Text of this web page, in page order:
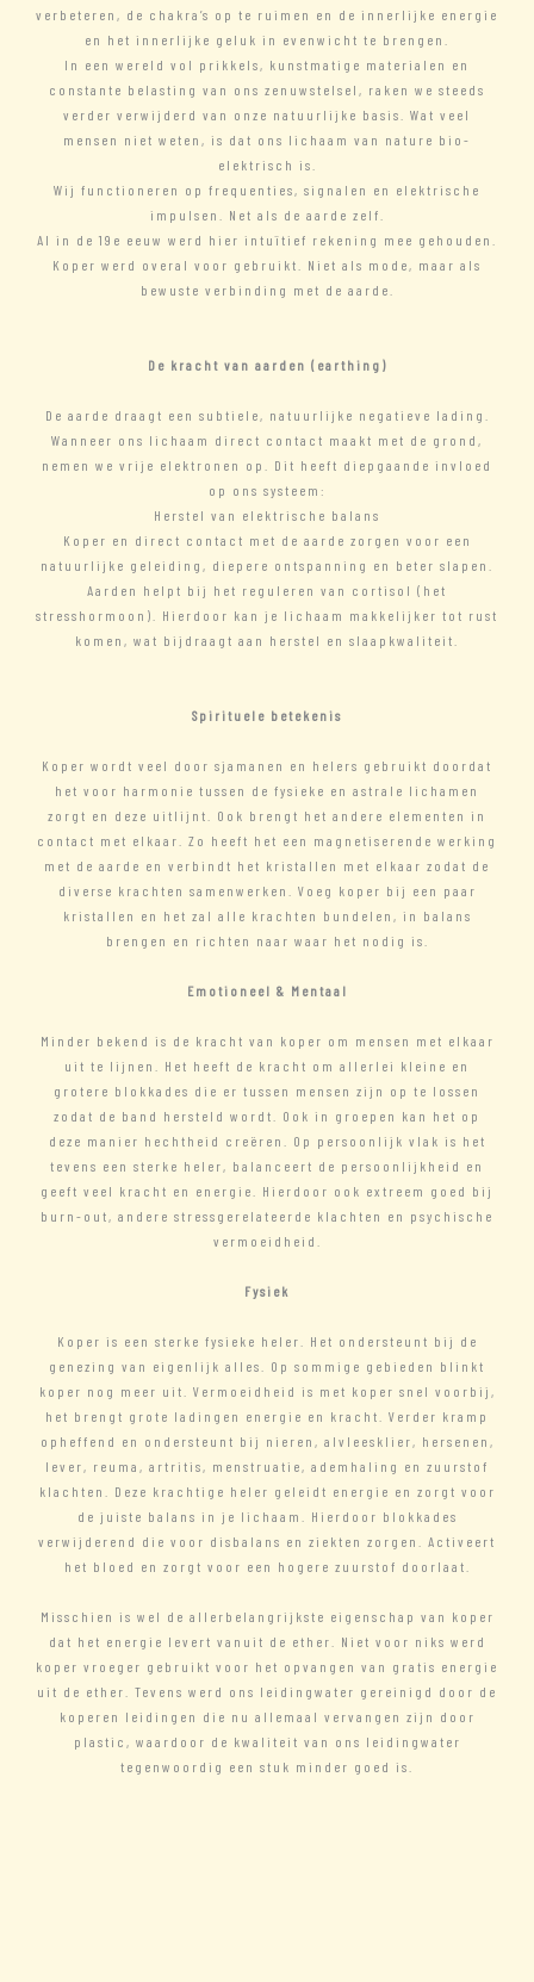
verbeteren, de chakra’s op te ruimen en de innerlijke energie
en het innerlijke geluk in evenwicht te brengen.
In een wereld vol prikkels, kunstmatige materialen en
constante belasting van ons zenuwstelsel, raken we steeds
verder verwijderd van onze natuurlijke basis. Wat veel
mensen niet weten, is dat ons lichaam van nature bio-
elektrisch is.
Wij functioneren op frequenties, signalen en elektrische
impulsen. Net als de aarde zelf.
Al in de 19e eeuw werd hier intuïtief rekening mee gehouden.
Koper werd overal voor gebruikt. Niet als mode, maar als
bewuste verbinding met de aarde.
De kracht van aarden (earthing)
De aarde draagt een subtiele, natuurlijke negatieve lading.
Wanneer ons lichaam direct contact maakt met de grond,
nemen we vrije elektronen op. Dit heeft diepgaande invloed
op ons systeem:
Herstel van elektrische balans
Koper en direct contact met de aarde zorgen voor een
natuurlijke geleiding, diepere ontspanning en beter slapen.
Aarden helpt bij het reguleren van cortisol (het
stresshormoon). Hierdoor kan je lichaam makkelijker tot rust
komen, wat bijdraagt aan herstel en slaapkwaliteit.
Spirituele betekenis
Koper wordt veel door sjamanen en helers gebruikt doordat
het voor harmonie tussen de fysieke en astrale lichamen
zorgt en deze uitlijnt. Ook brengt het andere elementen in
contact met elkaar. Zo heeft het een magnetiserende werking
met de aarde en verbindt het kristallen met elkaar zodat de
diverse krachten samenwerken. Voeg koper bij een paar
kristallen en het zal alle krachten bundelen, in balans
brengen en richten naar waar het nodig is.
Emotioneel & Mentaal
Minder bekend is de kracht van koper om mensen met elkaar
uit te lijnen. Het heeft de kracht om allerlei kleine en
grotere blokkades die er tussen mensen zijn op te lossen
zodat de band hersteld wordt. Ook in groepen kan het op
deze manier hechtheid creëren. Op persoonlijk vlak is het
tevens een sterke heler, balanceert de persoonlijkheid en
geeft veel kracht en energie. Hierdoor ook extreem goed bij
burn-out, andere stressgerelateerde klachten en psychische
vermoeidheid.
Fysiek
Koper is een sterke fysieke heler. Het ondersteunt bij de
genezing van eigenlijk alles. Op sommige gebieden blinkt
koper nog meer uit. Vermoeidheid is met koper snel voorbij,
het brengt grote ladingen energie en kracht. Verder kramp
opheffend en ondersteunt bij nieren, alvleesklier, hersenen,
lever, reuma, artritis, menstruatie, ademhaling en zuurstof
klachten. Deze krachtige heler geleidt energie en zorgt voor
de juiste balans in je lichaam. Hierdoor blokkades
verwijderend die voor disbalans en ziekten zorgen. Activeert
het bloed en zorgt voor een hogere zuurstof doorlaat.
Misschien is wel de allerbelangrijkste eigenschap van koper
dat het energie levert vanuit de ether. Niet voor niks werd
koper vroeger gebruikt voor het opvangen van gratis energie
uit de ether. Tevens werd ons leidingwater gereinigd door de
koperen leidingen die nu allemaal vervangen zijn door
plastic, waardoor de kwaliteit van ons leidingwater
tegenwoordig een stuk minder goed is.